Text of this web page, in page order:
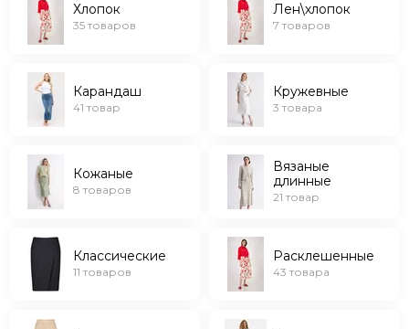
Хлопок
35 товаров
Лен\хлопок
7 товаров
Карандаш
41 товар
Кружевные
3 товара
Кожаные
8 товаров
Вязаные
длинные
21 товар
Классические
11 товаров
Расклешенные
43 товара